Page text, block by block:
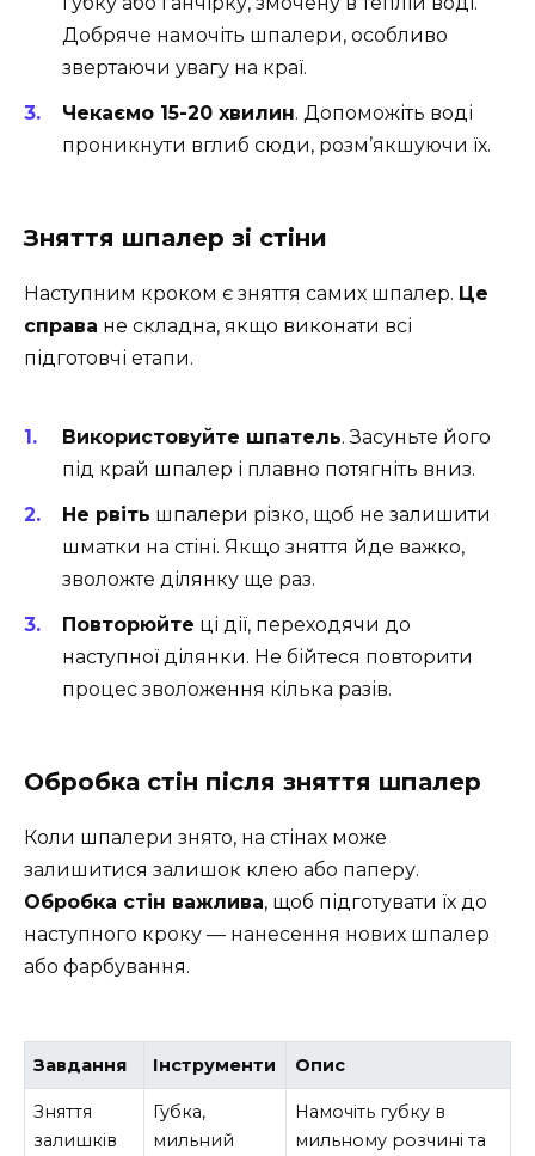
Добряче намочіть шпалери, особливо
звертаючи увагу на краї.
Чекаємо 15-20 хвилин. Допоможіть воді
проникнути вглиб сюди, розм’якшуючи їх.
Зняття шпалер зі стіни
Наступним кроком є зняття самих шпалер. Це
справа не складна, якщо виконати всі
підготовчі етапи.
Використовуйте шпатель. Засуньте його
під край шпалер і плавно потягніть вниз.
Не рвіть шпалери різко, щоб не залишити
шматки на стіні. Якщо зняття йде важко,
зволожте ділянку ще раз.
Повторюйте ці дії, переходячи до
наступної ділянки. Не бійтеся повторити
процес зволоження кілька разів.
Обробка стін після зняття шпалер
Коли шпалери знято, на стінах може
залишитися залишок клею або паперу.
Обробка стін важлива, щоб підготувати їх до
наступного кроку — нанесення нових шпалер
або фарбування.
Завдання Інструменти Опис
Зняття
залишків
Губка,
мильний
Намочіть губку в
мильному розчині та